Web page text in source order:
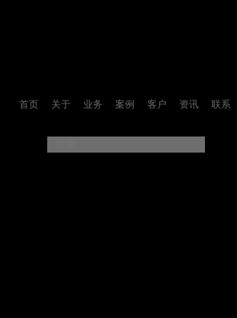
首页 关于 业务 案例 客户 资讯 联系